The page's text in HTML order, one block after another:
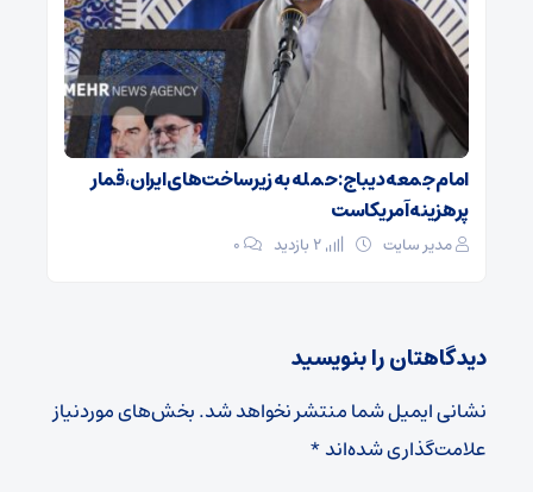
امام جمعه دیباج: حمله به زیرساخت‌های ایران، قمار
پرهزینه آمریکاست
مدیر سایت ۰
دیدگاهتان را بنویسید
نشانی ایمیل شما منتشر نخواهد شد.بخش‌های موردنیاز
علامت‌گذاری شده‌اند*